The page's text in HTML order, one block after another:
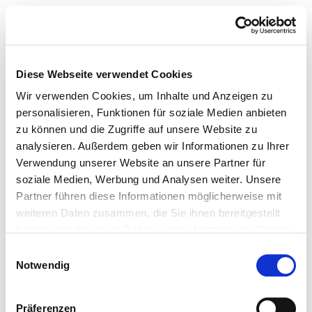
Diese Webseite verwendet Cookies
Wir verwenden Cookies, um Inhalte und Anzeigen zu
personalisieren, Funktionen für soziale Medien anbieten
zu können und die Zugriffe auf unsere Website zu
analysieren. Außerdem geben wir Informationen zu Ihrer
Verwendung unserer Website an unsere Partner für
soziale Medien, Werbung und Analysen weiter. Unsere
Partner führen diese Informationen möglicherweise mit
weiteren Daten zusammen, die Sie ihnen bereitgestellt
Notwendig
Präferenzen